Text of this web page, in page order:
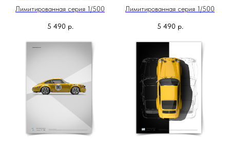
Лимитированная серия 1/500
5 490 р.
Лимитированная серия 1/500
5 490 р.